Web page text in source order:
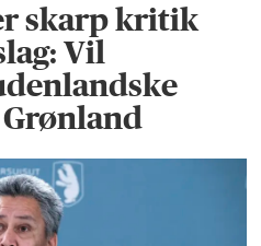
skarp kritik
Vil